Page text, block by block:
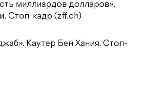
миллиардов долларов».
Стоп-кадр (zff.ch)
Каутер Бен Хания. Стоп-